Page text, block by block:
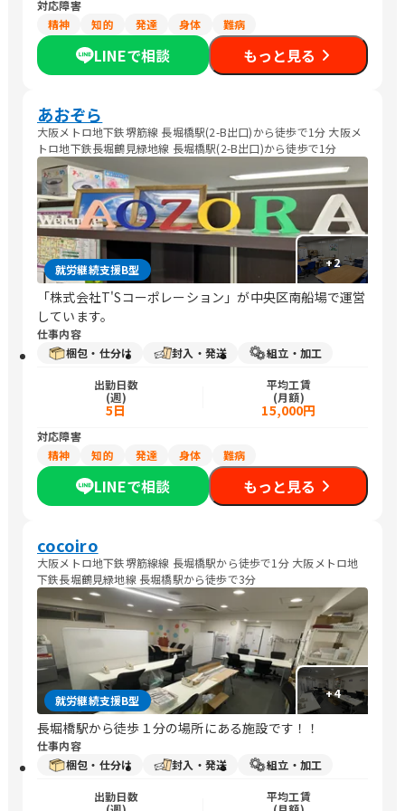
対応障害
精神
知的 発達 身体 難病
LINEで相談 もっと見る
あおぞら
大阪メトロ地下鉄堺筋線 長堀橋駅(2-B出口)から徒歩で1分 大阪メ
トロ地下鉄長堀鶴見緑地線 長堀橋駅(2-B出口)から徒歩で1分
+2
就労継続支援B型
「株式会社T'Sコーポレーション」が中央区南船場で運営
しています。
仕事内容
梱包・仕分け
封入・発送 組立・加工
出勤日数
(週)
5日
平均工賃
(月額)
15,000円
対応障害
精神
知的 発達 身体 難病
LINEで相談 もっと見る
cocoiro
大阪メトロ地下鉄堺筋線線 長堀橋駅から徒歩で1分 大阪メトロ地
下鉄長堀鶴見緑地線 長堀橋駅から徒歩で3分
+4
就労継続支援B型
長堀橋駅から徒歩１分の場所にある施設です！！
仕事内容
梱包・仕分け
封入・発送 組立・加工
出勤日数
平均工賃